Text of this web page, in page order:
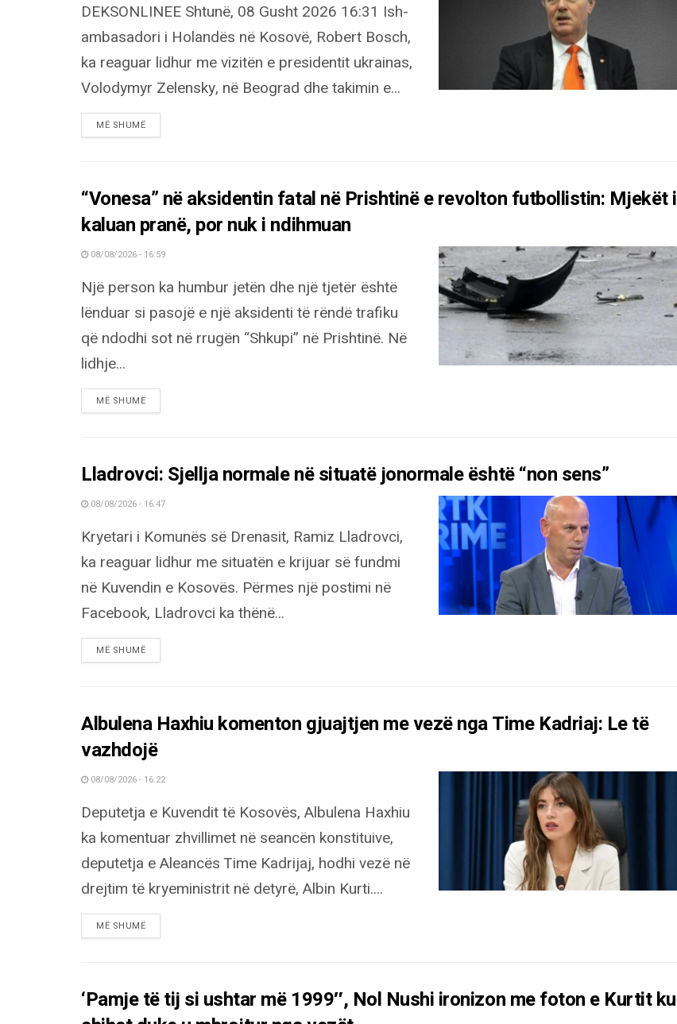
DEKSONLINEE Shtunë, 08 Gusht 2026 16:31 Ish-
ambasadori i Holandës në Kosovë, Robert Bosch,
ka reaguar lidhur me vizitën e presidentit ukrainas,
Volodymyr Zelensky, në Beograd dhe takimin e...
MË SHUMËDETAILS
“Vonesa” në aksidentin fatal në Prishtinë e revolton futbollistin: Mjekët i
kaluan pranë, por nuk i ndihmuan
08/08/2026 - 16:59
Një person ka humbur jetën dhe një tjetër është
lënduar si pasojë e një aksidenti të rëndë trafiku
që ndodhi sot në rrugën “Shkupi” në Prishtinë. Në
lidhje...
MË SHUMËDETAILS
Lladrovci: Sjellja normale në situatë jonormale është “non sens”
08/08/2026 - 16:47
Kryetari i Komunës së Drenasit, Ramiz Lladrovci,
ka reaguar lidhur me situatën e krijuar së fundmi
në Kuvendin e Kosovës. Përmes një postimi në
Facebook, Lladrovci ka thënë...
MË SHUMËDETAILS
Albulena Haxhiu komenton gjuajtjen me vezë nga Time Kadriaj: Le të
vazhdojë
08/08/2026 - 16:22
Deputetja e Kuvendit të Kosovës, Albulena Haxhiu
ka komentuar zhvillimet në seancën konstituive,
deputetja e Aleancës Time Kadrijaj, hodhi vezë në
drejtim të kryeministrit në detyrë, Albin Kurti....
MË SHUMËDETAILS
‘Pamje të tij si ushtar më 1999″, Nol Nushi ironizon me foton e Kurtit ku